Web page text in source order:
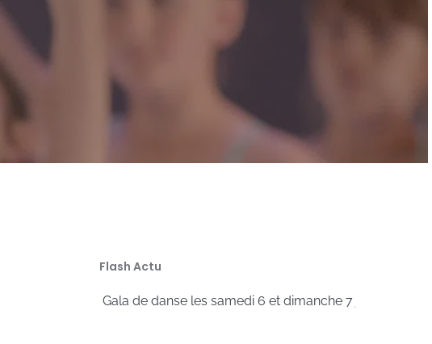
Flash Actu
Gala de danse les samedi 6 et dimanche 7 juillet 2024 à